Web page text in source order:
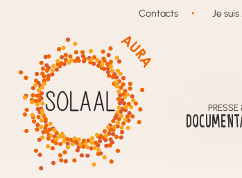
Contacts Je suis
PRESSE